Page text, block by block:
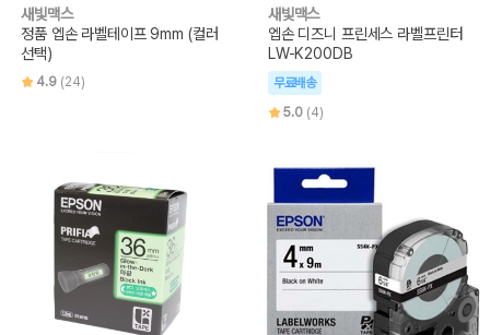
새빛맥스
정품 엡손 라벨테이프 9mm (컬러
선택)
4.9 (24)
새빛맥스
엡손 디즈니 프린세스 라벨프린터
LW-K200DB
무료배송
5.0 (4)